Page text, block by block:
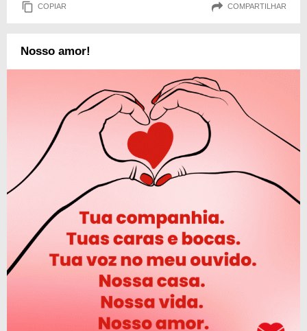
COPIAR COMPARTILHAR
Nosso amor!